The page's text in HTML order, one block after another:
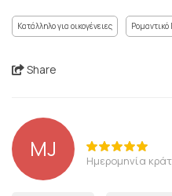
Κατάλληλο για οικογένειες Ρομαντικό
Share
MJ Ημερομηνία